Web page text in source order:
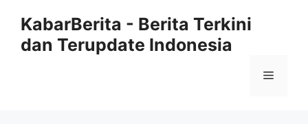
KabarBerita - Berita Terkini
dan Terupdate Indonesia
Menu